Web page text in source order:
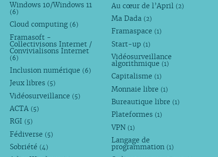
Windows 10/Windows 11
(6)
Cloud computing (6)
Framasoft -
Collectivisons Internet /
Convivialisons Internet
(6)
Inclusion numérique (6)
Jeux libres (5)
Vidéosurveillance (5)
ACTA (5)
RGI (5)
Fédiverse (5)
Sobriété (4)
Au cœur de l’April (2)
Ma Dada (2)
Framaspace (1)
Start-up (1)
Vidéosurveillance
algorithmique (1)
Capitalisme (1)
Monnaie libre (1)
Bureautique libre (1)
Plateformes (1)
VPN (1)
Langage de
programmation (1)